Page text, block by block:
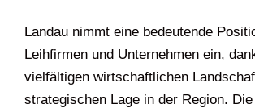
Landau nimmt eine bedeutende
Leihfirmen und Unternehmen ein,
vielfältigen wirtschaftlichen
strategischen Lage in der Region.